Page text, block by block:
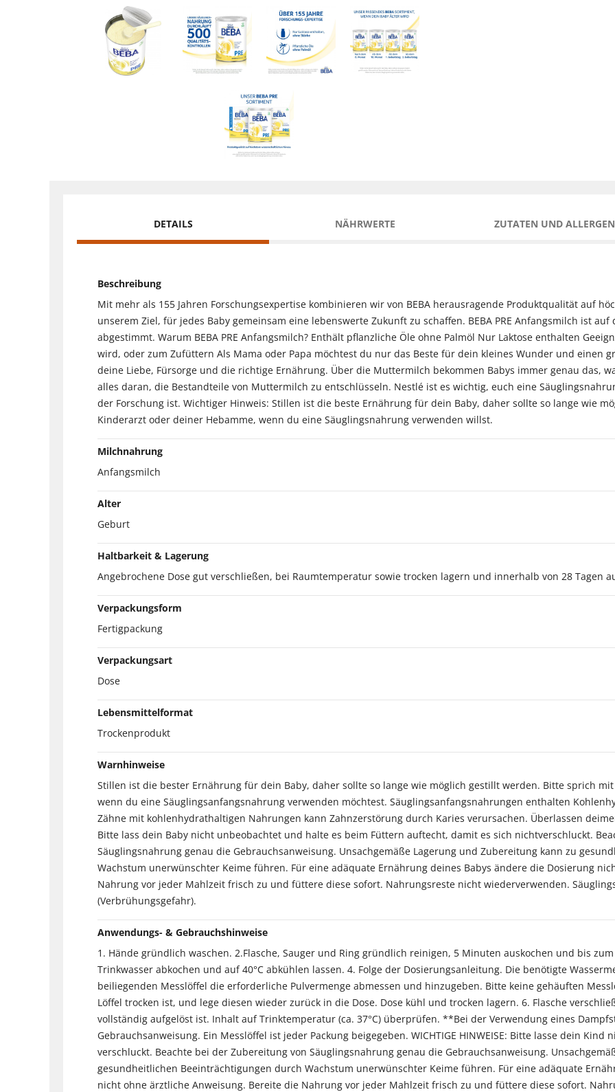
DETAILS NÄHRWERTE ZUTATEN UND
Beschreibung
Mit mehr als 155 Jahren Forschungsexpertise kombinieren wir von BEBA herausragende Produktqualität auf
unserem Ziel, für jedes Baby gemeinsam eine lebenswerte Zukunft zu schaffen. BEBA PRE Anfangsmilch ist
abgestimmt. Warum BEBA PRE Anfangsmilch? Enthält pflanzliche Öle ohne Palmöl Nur Laktose enthalten
wird, oder zum Zufüttern Als Mama oder Papa möchtest du nur das Beste für dein kleines Wunder und einen
deine Liebe, Fürsorge und die richtige Ernährung. Über die Muttermilch bekommen Babys immer genau das,
alles daran, die Bestandteile von Muttermilch zu entschlüsseln. Nestlé ist es wichtig, euch eine
der Forschung ist. Wichtiger Hinweis: Stillen ist die beste Ernährung für dein Baby, daher sollte so lange wie
Kinderarzt oder deiner Hebamme, wenn du eine Säuglingsnahrung verwenden willst.
Milchnahrung
Anfangsmilch
Alter
Geburt
Haltbarkeit & Lagerung
Angebrochene Dose gut verschließen, bei Raumtemperatur sowie trocken lagern und innerhalb von 28 Tagen
Verpackungsform
Fertigpackung
Verpackungsart
Dose
Lebensmittelformat
Trockenprodukt
Warnhinweise
Stillen ist die bester Ernährung für dein Baby, daher sollte so lange wie möglich gestillt werden. Bitte sprich
wenn du eine Säuglingsanfangsnahrung verwenden möchtest. Säuglingsanfangsnahrungen enthalten
Zähne mit kohlenhydrathaltigen Nahrungen kann Zahnzerstörung durch Karies verursachen. Überlassen
Bitte lass dein Baby nicht unbeobachtet und halte es beim Füttern auftecht, damit es sich nichtverschluckt.
Säuglingsnahrung genau die Gebrauchsanweisung. Unsachgemäße Lagerung und Zubereitung kann zu
Wachstum unerwünschter Keime führen. Für eine adäquate Ernährung deines Babys ändere die Dosierung
Nahrung vor jeder Mahlzeit frisch zu und füttere diese sofort. Nahrungsreste nicht wiederverwenden.
(Verbrühungsgefahr).
Anwendungs- & Gebrauchshinweise
1. Hände gründlich waschen. 2.Flasche, Sauger und Ring gründlich reinigen, 5 Minuten auskochen und bis
Trinkwasser abkochen und auf 40°C abkühlen lassen. 4. Folge der Dosierungsanleitung. Die benötigte
beiliegenden Messlöffel die erforderliche Pulvermenge abmessen und hinzugeben. Bitte keine gehäuften
Löffel trocken ist, und lege diesen wieder zurück in die Dose. Dose kühl und trocken lagern. 6. Flasche
vollständig aufgelöst ist. Inhalt auf Trinktemperatur (ca. 37°C) überprüfen. **Bei der Verwendung eines
Gebrauchsanweisung. Ein Messlöffel ist jeder Packung beigegeben. WICHTIGE HINWEISE: Bitte lasse dein
verschluckt. Beachte bei der Zubereitung von Säuglingsnahrung genau die Gebrauchsanweisung.
gesundheitlichen Beeinträchtigungen durch Wachstum unerwünschter Keime führen. Für eine adäquate
nicht ohne ärztliche Anweisung. Bereite die Nahrung vor jeder Mahlzeit frisch zu und füttere diese sofort.